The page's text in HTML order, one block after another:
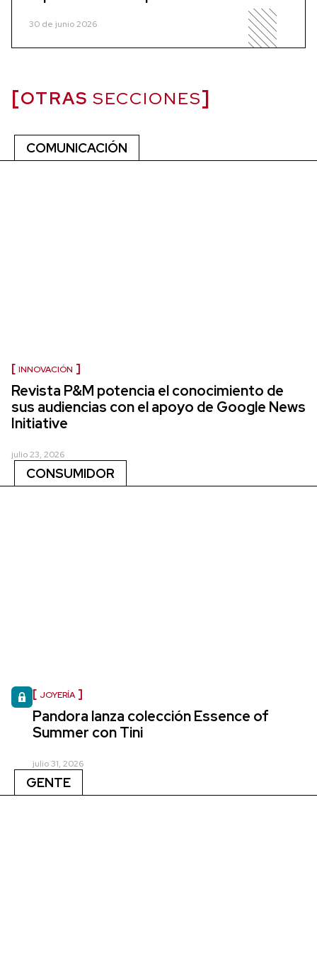
30 de junio 2026
OTRAS SECCIONES
COMUNICACIÓN
INNOVACIÓN
Revista P&M potencia el conocimiento de
sus audiencias con el apoyo de Google News
Initiative
julio 23, 2026
CONSUMIDOR
JOYERÍA
Pandora lanza colección Essence of
Summer con Tini
julio 31, 2026
GENTE